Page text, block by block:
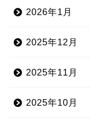
2026年1月
2025年12月
2025年11月
2025年10月